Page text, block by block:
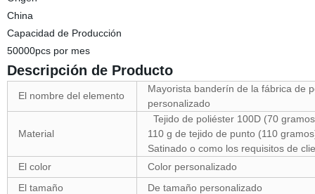
China
Capacidad de Producción
50000pcs por mes
Descripción de Producto
El nombre del elemento
Mayorista banderín de la fábrica de
personalizado
Material
Tejido de poliéster 100D (70
110 g de tejido de punto (110
Satinado o como los requisitos de
El color
Color personalizado
El tamaño
De tamaño personalizado